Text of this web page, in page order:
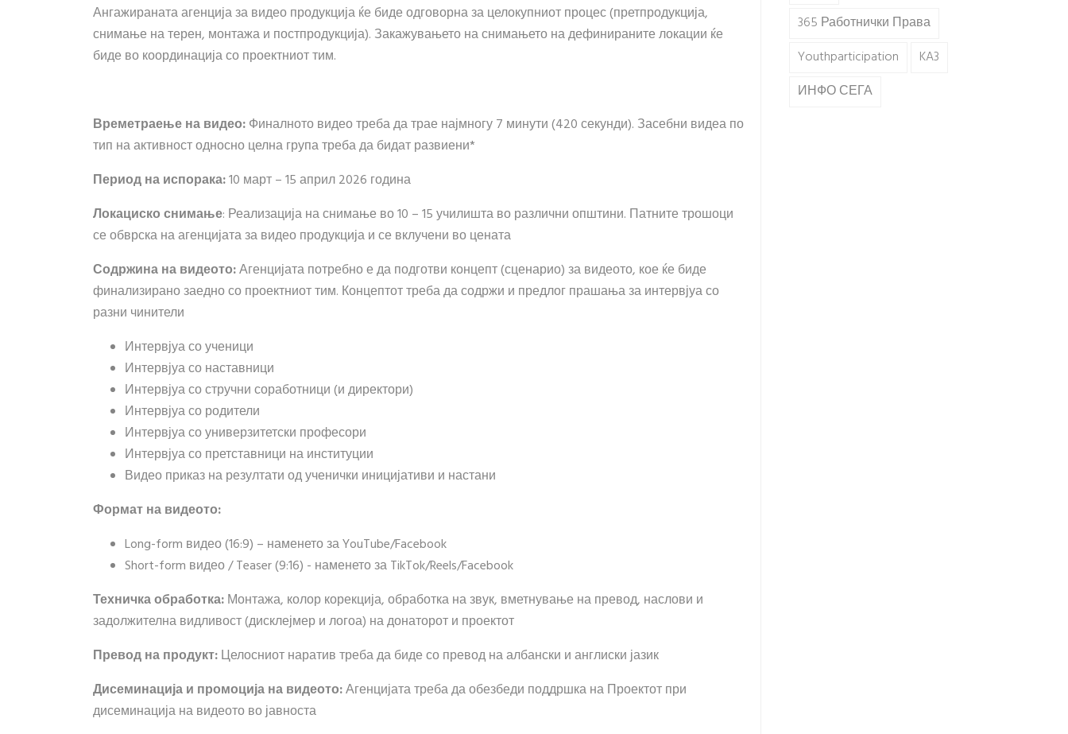
Ангажираната агенција за видео продукција ќе биде одговорна за целокупниот процес (претпродукција,
снимање на терен, монтажа и постпродукција). Закажувањето на снимањето на дефинираните локации ќе
биде во координација со проектниот тим.
Времетраење на видео:Финалното видео треба да трае најмногу 7 минути (420 секунди). Засебни видеа по
тип на активност односно целна група треба да бидат развиени*
Период на испорака:10 март – 15 април 2026 година
Локациско снимање: Реализација на снимање во 10 – 15 училишта во различни општини. Патните трошоци
се обврска на агенцијата за видео продукција и се вклучени во цената
Содржина на видеото:Агенцијата потребно е да подготви концепт (сценарио) за видеото, кое ќе биде
финализирано заедно со проектниот тим. Концептот треба да содржи и предлог прашања за интервјуа со
разни чинители
Интервјуа со ученици
Интервјуа со наставници
Интервјуа со стручни соработници (и директори)
Интервјуа со родители
Интервјуа со универзитетски професори
Интервјуа со претставници на институции
Видео приказ на резултати од ученички иницијативи и настани
Формат на видеото:
Long-form видео (16:9) – наменето за YouTube/Facebook
Short-form видео / Teaser (9:16) - наменето за TikTok/Reels/Facebook
Техничка обработка:Монтажа, колор корекција, обработка на звук, вметнување на превод, наслови и
задолжителна видливост (дисклејмер и логоа) на донаторот и проектот
Превод на продукт:Целосниот наратив треба да биде со превод на албански и англиски јазик
Дисеминација и промоција на видеото:Агенцијата треба да обезбеди поддршка на Проектот при
дисеминација на видеото во јавноста
365 Работнички Права
Youthparticipation
KA3
ИНФО СЕГА